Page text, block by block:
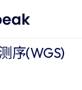
序(WGS)